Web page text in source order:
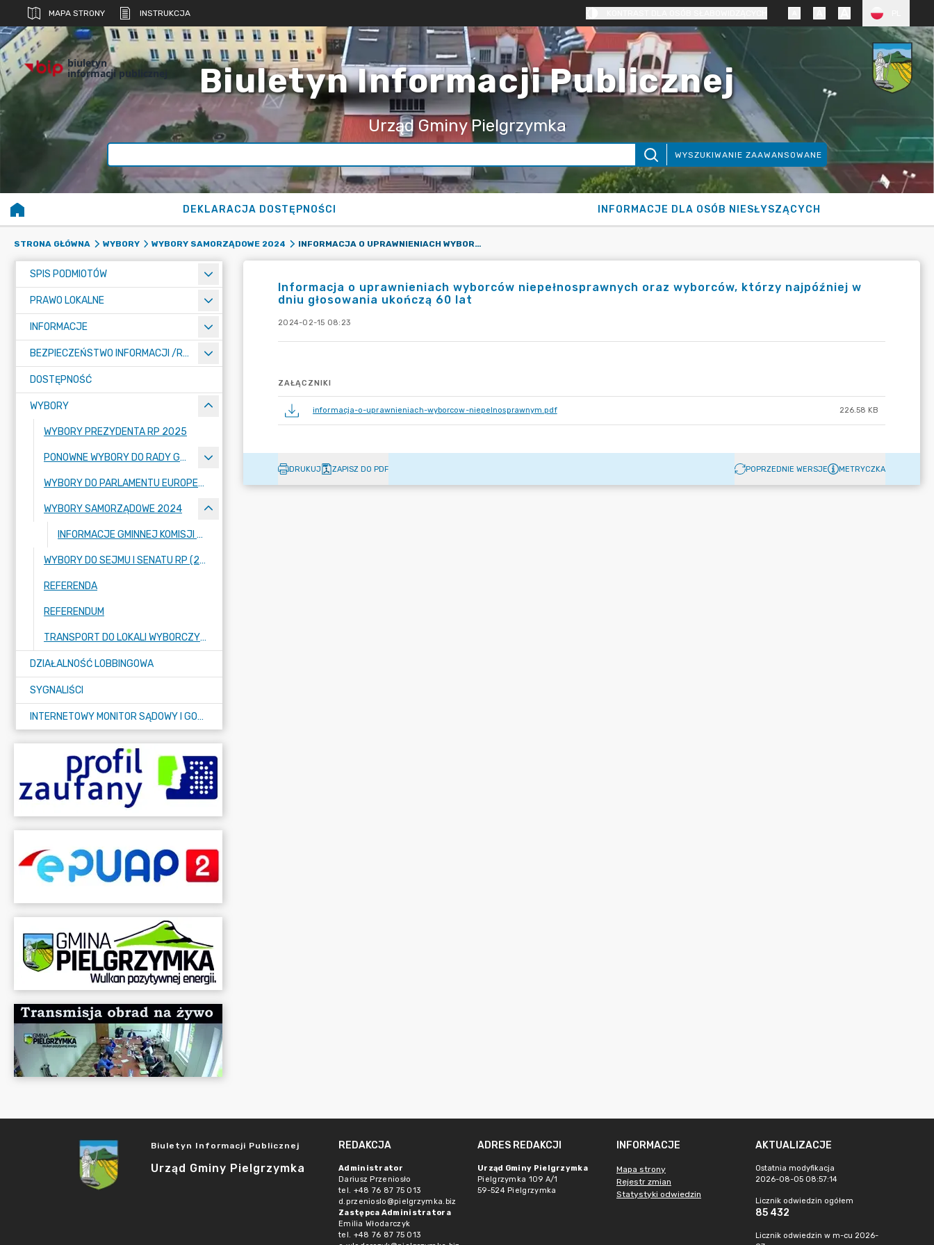
MAPA STRONY INSTRUKCJA
biuletyn
informacji publicznej Biuletyn Informacji Publicznej
Urząd Gminy Pielgrzymka
WYSZUKIWANIE ZAAWANSOWANE
DEKLARACJA DOSTĘPNOŚCI INFORMACJE DLA OSÓB NIESŁYSZĄCYCH
STRONA GŁÓWNA WYBORY WYBORY SAMORZĄDOWE 2024 INFORMACJA O UPRAWNIENIACH WYBORCÓW NIEPEŁNOSPRAWNYCH ORAZ WYBORCÓW, KTÓRZY NAJPÓŹNIEJ W DNIU GŁOSOWANIA UKOŃCZĄ 60 LAT
SPIS PODMIOTÓW
PRAWO LOKALNE
INFORMACJE
BEZPIECZEŃSTWO INFORMACJI /RODO/
DOSTĘPNOŚĆ
WYBORY
WYBORY PREZYDENTA RP 2025
PONOWNE WYBORY DO RADY GMINY PIELGRZYMKA W OKRĘGU WYBORCZYM NR 10.
WYBORY DO PARLAMENTU EUROPEJSKIEGO 2024
WYBORY SAMORZĄDOWE 2024
INFORMACJE GMINNEJ KOMISJI WYBORCZEJ W PIELGRZYMCE
WYBORY DO SEJMU I SENATU RP (2023)
REFERENDA
REFERENDUM
TRANSPORT DO LOKALI WYBORCZYCH
DZIAŁALNOŚĆ LOBBINGOWA
SYGNALIŚCI
INTERNETOWY MONITOR SĄDOWY I GOSPODARCZY
Informacja o uprawnieniach wyborców niepełnosprawnych oraz wyborców, którzy najpóźniej w
dniu głosowania ukończą 60 lat
2024-02-15 08:23
ZAŁĄCZNIKI
informacja-o-uprawnieniach-wyborcow-niepelnosprawnym.pdf 226.58 KB
DRUKUJ ZAPISZ DO PDF POPRZEDNIE WERSJE METRYCZKA
Biuletyn Informacji Publicznej
Urząd Gminy Pielgrzymka
REDAKCJA
Administrator
Dariusz Przeniosło
tel. +48 76 87 75 013
d.przenioslo@pielgrzymka.biz
Zastępca Administratora
Emilia Włodarczyk
tel. +48 76 87 75 013
ADRES REDAKCJI
Urząd Gminy Pielgrzymka
Pielgrzymka 109 A/1
59-524 Pielgrzymka
INFORMACJE
Mapa strony
Rejestr zmian
Statystyki odwiedzin
AKTUALIZACJE
Ostatnia modyfikacja
2026-08-05 08:57:14
Licznik odwiedzin ogółem
85 432
Licznik odwiedzin w m-cu 2026-